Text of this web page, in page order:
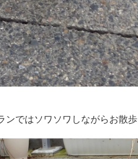
ンではソワソワしながらお散